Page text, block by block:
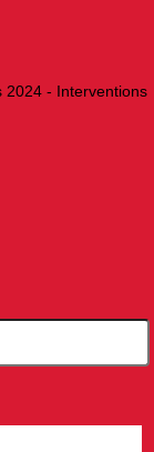
2024 - Interventions